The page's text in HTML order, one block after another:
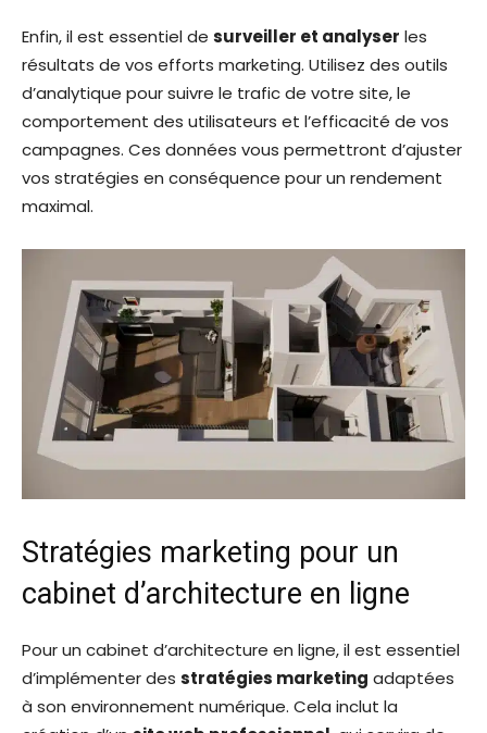
Enfin, il est essentiel de surveiller et analyser les
résultats de vos efforts marketing. Utilisez des outils
d’analytique pour suivre le trafic de votre site, le
comportement des utilisateurs et l’efficacité de vos
campagnes. Ces données vous permettront d’ajuster
vos stratégies en conséquence pour un rendement
maximal.
Stratégies marketing pour un
cabinet d’architecture en ligne
Pour un cabinet d’architecture en ligne, il est essentiel
d’implémenter des stratégies marketing adaptées
à son environnement numérique. Cela inclut la